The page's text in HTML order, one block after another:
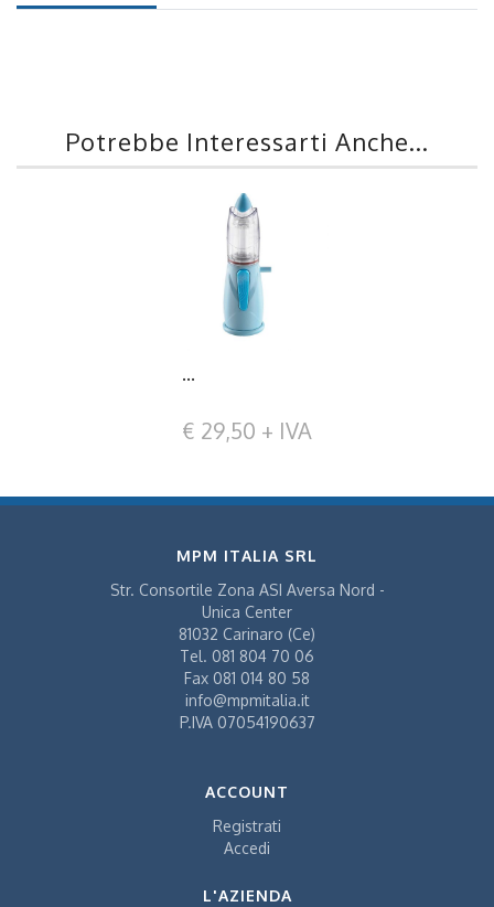
Potrebbe Interessarti Anche...
...
€ 29,50 + IVA
MPM ITALIA SRL
Str. Consortile Zona ASI Aversa Nord -
Unica Center
81032 Carinaro (Ce)
Tel. 081 804 70 06
Fax 081 014 80 58
info@mpmitalia.it
P.IVA 07054190637
ACCOUNT
Registrati
Accedi
L'AZIENDA